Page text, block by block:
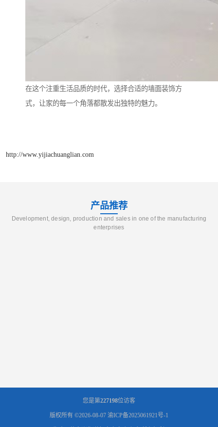
在这个注重生活品质的时代，选择合适的墙面装饰方
式，让家的每一个角落都散发出独特的魅力。
http://www.yijiachuanglian.com
产品推荐
Development, design, production and sales in one of the manufacturing
enterprises
您是第227198位访客
版权所有 ©2026-08-07 渝ICP备2025061921号-1